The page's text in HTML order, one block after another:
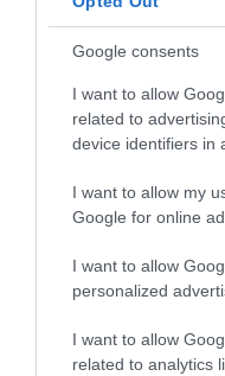
Google consents
I want to allow
related to
device identifiers in
I want to allow my
Google for online
I want to allow
personalized
I want to allow
related to analytics
ΡΟΗ